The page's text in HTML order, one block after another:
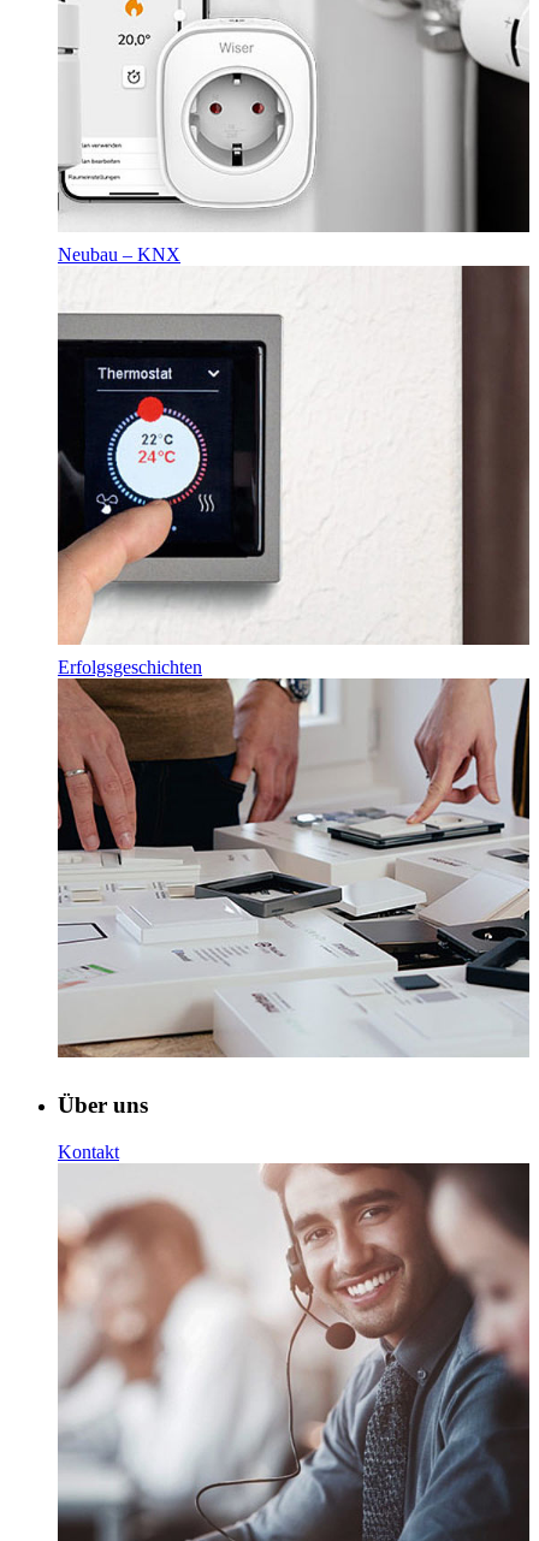
Neubau – KNX
Erfolgsgeschichten
Über uns
Kontakt